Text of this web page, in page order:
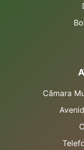
Câmara